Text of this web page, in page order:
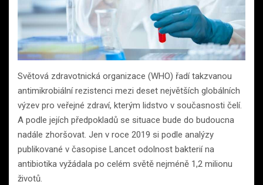
Světová zdravotnická organizace (WHO) řadí takzvanou
antimikrobiální rezistenci mezi deset největších globálních
výzev pro veřejné zdraví, kterým lidstvo v současnosti čelí.
A podle jejích předpokladů se situace bude do budoucna
nadále zhoršovat. Jen v roce 2019 si podle analýzy
publikované v časopise Lancet odolnost bakterií na
antibiotika vyžádala po celém světě nejméně 1,2 milionu
životů.